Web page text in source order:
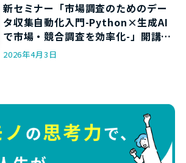
新セミナー「市場調査のためのデー
タ収集自動化入門-Python×生成AI
で市場・競合調査を効率化-」開講の
お知らせ
2026年4月3日